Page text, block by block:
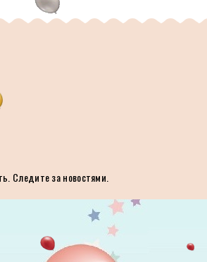
Следите за новостями.